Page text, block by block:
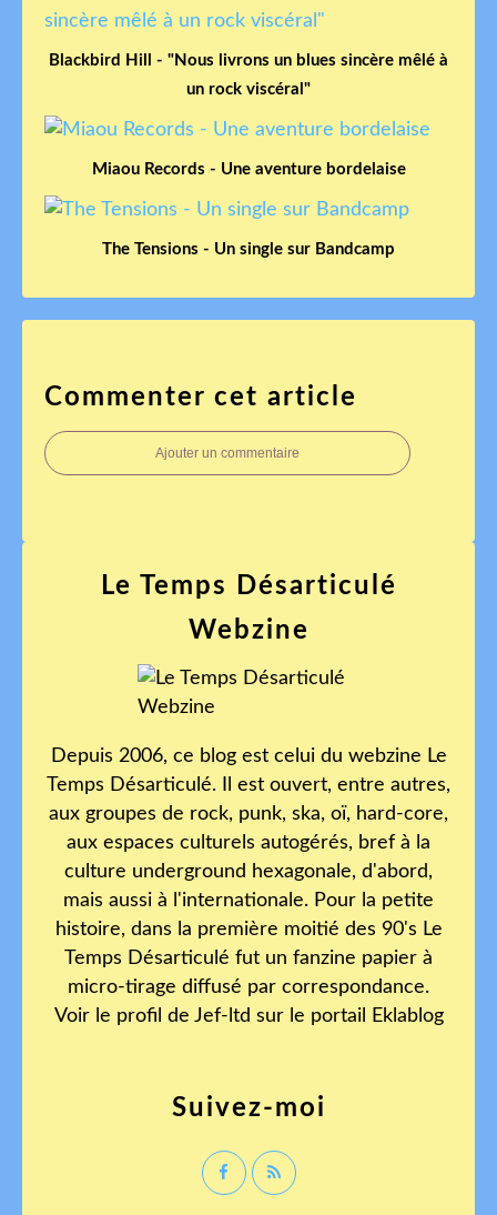
Blackbird Hill - "Nous livrons un blues sincère mêlé à
un rock viscéral"
Miaou Records - Une aventure bordelaise
The Tensions - Un single sur Bandcamp
Commenter cet article
Ajouter un commentaire
Le Temps Désarticulé
Webzine
Depuis 2006, ce blog est celui du webzine Le
Temps Désarticulé. Il est ouvert, entre autres,
aux groupes de rock, punk, ska, oï, hard-core,
aux espaces culturels autogérés, bref à la
culture underground hexagonale, d'abord,
mais aussi à l'internationale. Pour la petite
histoire, dans la première moitié des 90's Le
Temps Désarticulé fut un fanzine papier à
micro-tirage diffusé par correspondance.
Voir le profil de Jef-ltd sur le portail Eklablog
Suivez-moi